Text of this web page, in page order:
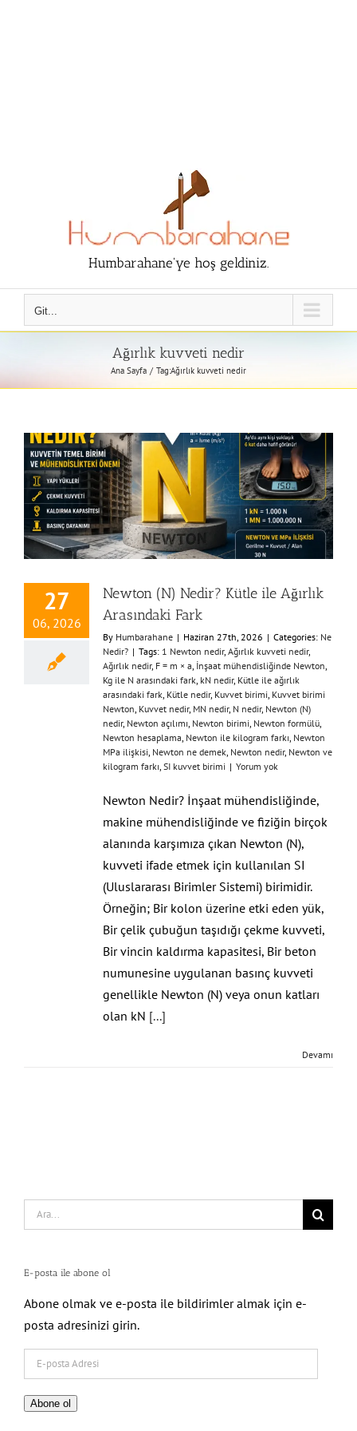
Humbarahane'ye hoş geldiniz.
Git...
Ağırlık kuvveti nedir
Ana Sayfa Tag:Ağırlık kuvveti nedir
27
06, 2026
Newton (N) Nedir? Kütle ile Ağırlık
Arasındaki Fark
By Humbarahane | Haziran 27th, 2026 | Categories: Ne
Nedir? | Tags: 1 Newton nedir, Ağırlık kuvveti nedir,
Ağırlık nedir, F = m × a İnşaat mühendisliğinde Newton
Kg ile N arasındaki fark kN nedir, Kütle ile ağırlık
arasındaki fark Kütle nedir, Kuvvet birimi Kuvvet birimi
Newton Kuvvet nedir, MN nedir, N nedir, Newton (N)
nedir, Newton açılımı Newton birimi Newton formülü
Newton hesaplama Newton ile kilogram farkı Newton
MPa ilişkisi Newton ne demek Newton nedir, Newton ve
kilogram farkı SI kuvvet birimi | Yorum yok
Newton Nedir? İnşaat mühendisliğinde,
makine mühendisliğinde ve fiziğin birçok
alanında karşımıza çıkan Newton (N),
kuvveti ifade etmek için kullanılan SI
(Uluslararası Birimler Sistemi) birimidir.
Örneğin; Bir kolon üzerine etki eden yük,
Bir çelik çubuğun taşıdığı çekme kuvveti,
Bir vincin kaldırma kapasitesi, Bir beton
numunesine uygulanan basınç kuvveti
genellikle Newton (N) veya onun katları
olan kN [...]
Devamı
Search
for:
E-posta ile abone ol
Abone olmak ve e-posta ile bildirimler almak için e-
posta adresinizi girin.
posta
Adresi
Abone ol